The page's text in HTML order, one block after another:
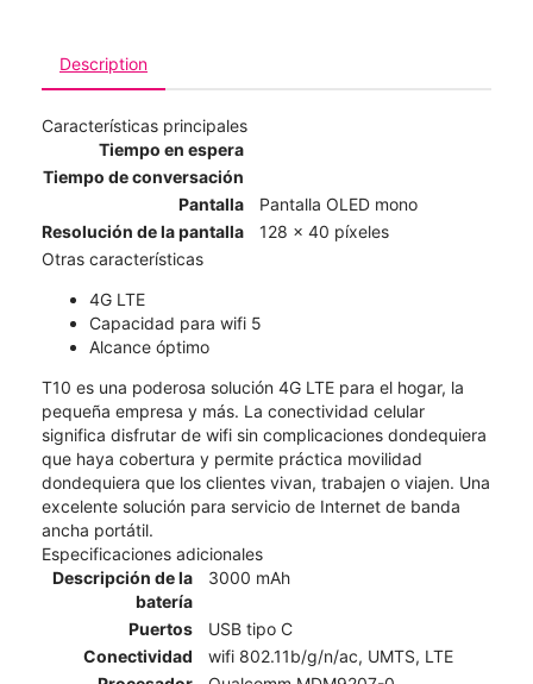
Description
Características principales
Tiempo en espera
Tiempo de conversación
Pantalla
Pantalla OLED mono
Resolución de la pantalla
128 x 40 píxeles
Otras características
4G LTE
Capacidad para wifi 5
Alcance óptimo
T10 es una poderosa solución 4G LTE para el hogar, la
pequeña empresa y más. La conectividad celular
significa disfrutar de wifi sin complicaciones dondequiera
que haya cobertura y permite práctica movilidad
dondequiera que los clientes vivan, trabajen o viajen. Una
excelente solución para servicio de Internet de banda
ancha portátil.
Especificaciones adicionales
Descripción de la
batería
3000 mAh
Puertos
USB tipo C
Conectividad
wifi 802.11b/g/n/ac, UMTS, LTE